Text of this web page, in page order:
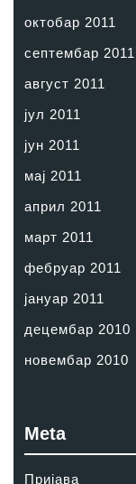
октобар 2011
септембар 2011
август 2011
јул 2011
јун 2011
мај 2011
април 2011
март 2011
фебруар 2011
јануар 2011
децембар 2010
новембар 2010
Meta
Пријава